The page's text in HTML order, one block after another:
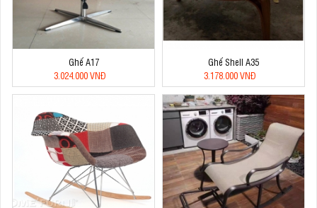
Ghế A17
3.024.000 VNĐ
Ghế Shell A35
3.178.000 VNĐ